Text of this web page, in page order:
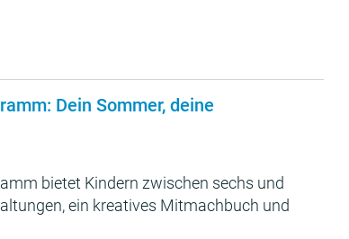
Dein Sommer, deine
bietet Kindern zwischen sechs und
ein kreatives Mitmachbuch und